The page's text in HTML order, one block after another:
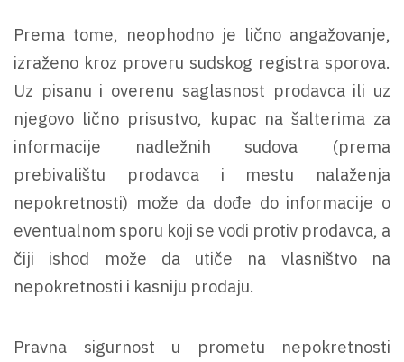
Prema tome, neophodno je lično angažovanje,
izraženo kroz proveru sudskog registra sporova.
Uz pisanu i overenu saglasnost prodavca ili uz
njegovo lično prisustvo, kupac na šalterima za
informacije nadležnih sudova (prema
prebivalištu prodavca i mestu nalaženja
nepokretnosti) može da dođe do informacije o
eventualnom sporu koji se vodi protiv prodavca, a
čiji ishod može da utiče na vlasništvo na
nepokretnosti i kasniju prodaju.
Pravna sigurnost u prometu nepokretnosti